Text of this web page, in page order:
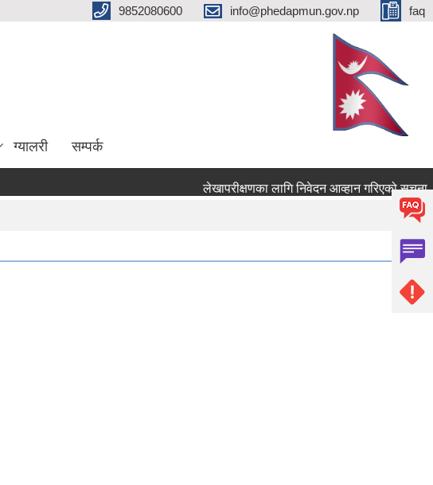
9852080600 info@phedapmun.gov.np faq
ग्यालरी सम्पर्क
लेखापरीक्षणका लागि निवेदन आव्हान गरिएको सूचना ।